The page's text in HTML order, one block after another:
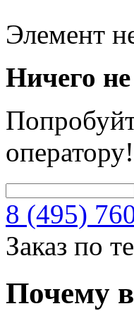
Элемент
Ничего
оператору!
8 (495)
Заказ по
Почему